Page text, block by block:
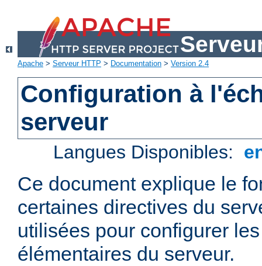
Apache > Serveur HTTP > Documentation > Version 2.4
Configuration à
serveur
Langues Disponibles:
Ce document explique le
certaines directives du
utilisées pour configurer
élémentaires du serveur.